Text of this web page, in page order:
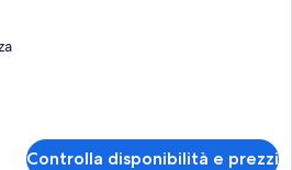
Controlla disponibilità e prezzi